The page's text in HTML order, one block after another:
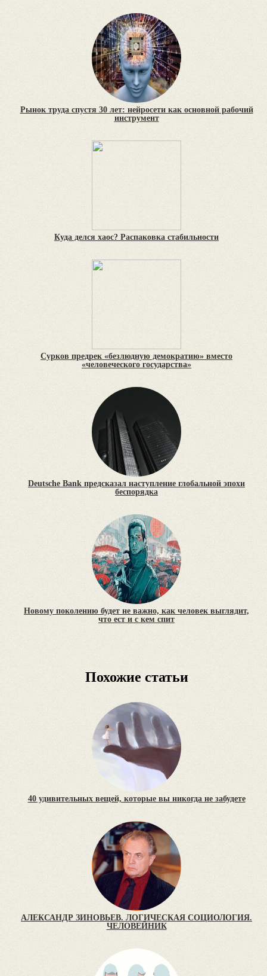
Рынок труда спустя 30 лет: нейросети как основной рабочий
инструмент
Куда делся хаос? Распаковка стабильности
Сурков предрек «безлюдную демократию» вместо
«человеческого государства»
Deutsche Bank предсказал наступление глобальной эпохи
беспорядка
Новому поколению будет не важно, как человек выглядит,
что ест и с кем спит
Похожие статьи
40 удивительных вещей, которые вы никогда не забудете
АЛЕКСАНДР ЗИНОВЬЕВ. ЛОГИЧЕСКАЯ СОЦИОЛОГИЯ.
ЧЕЛОВЕЙНИК